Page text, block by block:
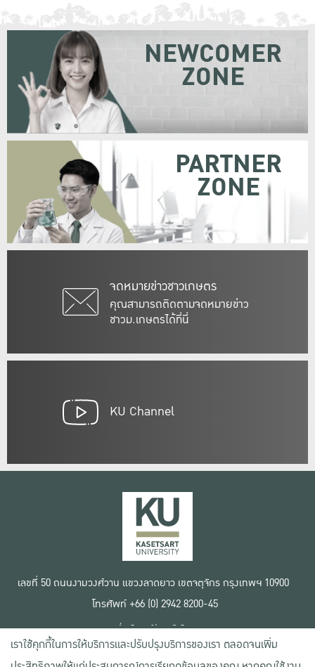
จดหมายข่าวชาวเกษตร
คุณสามารถติดตามจดหมายข่าว
ชาวม.เกษตรได้ที่นี่
NEWCOMER
ZONE
PARTNER
ZONE
KU Channel
เลขที่ 50 ถนนงามวงศ์วาน แขวงลาดยาว เขตจตุจักร กรุงเทพฯ 10900
โทรศัพท์ +66 (0) 2942 8200-45
เงื่อนไขการใช้งานเว็บไซต์
ข้อตกลงด้านสิทธิ์ใช้งาน
นโยบายความเป็นส่วนตัว
เราใช้คุกกี้ในการให้บริการและปรับปรุงบริการของเรา ตลอดจนเพิ่ม